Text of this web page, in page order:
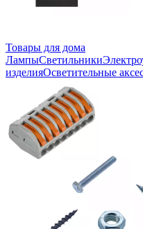
Товары для дома
ЛампыСветильники
изделияОсветительные